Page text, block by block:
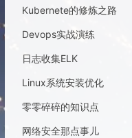
Kubernete的修炼之路
Devops实战演练
日志收集ELK
Linux系统安装优化
零零碎碎的知识点
网络安全那点事儿